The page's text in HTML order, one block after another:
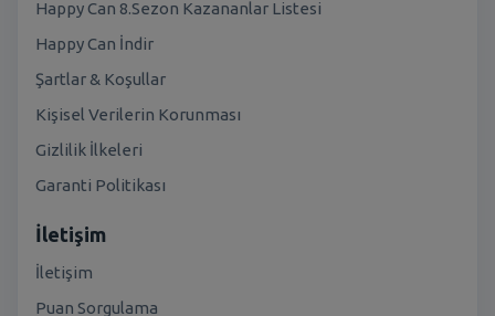
Happy Can 8.Sezon Kazananlar Listesi
Happy Can İndir
Şartlar & Koşullar
Kişisel Verilerin Korunması
Gizlilik İlkeleri
Garanti Politikası
İletişim
İletişim
Puan Sorgulama